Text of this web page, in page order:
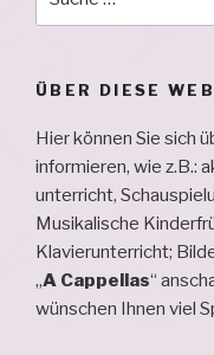
nach:
ÜBER DIESE
Hier können Sie sich
informieren, wie z.B.:
unterricht,
Musikalische
Klavier­unterricht;
„A Cappellas“
wünschen Ihnen viel